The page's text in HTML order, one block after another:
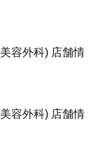
容外科) 店舗情
容外科) 店舗情